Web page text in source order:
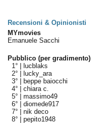
Recensioni & Opinionisti
MYmovies
Emanuele Sacchi
Pubblico (per gradimento)
1° |
lucblaks
2° |
lucky_ara
3° |
beppe baiocchi
4° | chiara c.
5° | massimo49
6° | diomede917
7° | nik deco
8° | pepito1948